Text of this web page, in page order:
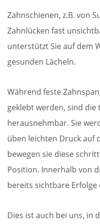
Zahnschienen, z.B. von
Zahnlücken fast
unterstützt Sie auf dem
gesunden Lächeln.
Während feste
geklebt werden, sind
herausnehmbar. Sie
üben leichten Druck auf
bewegen sie diese
Position. Innerhalb von
bereits sichtbare Erfolge
Dies ist auch bei uns, in